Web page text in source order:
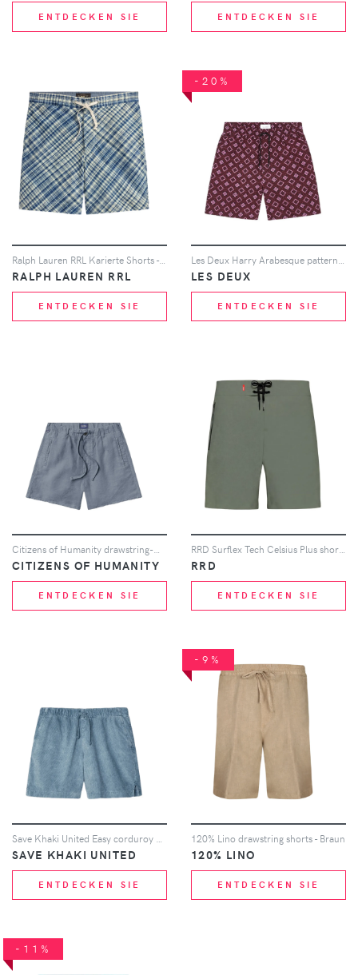
ENTDECKEN SIE ENTDECKEN SIE
RALPH LAUREN RRL
ENTDECKEN SIE
-20%
LES DEUX
ENTDECKEN SIE
CITIZENS OF HUMANITY
ENTDECKEN SIE
RRD
ENTDECKEN SIE
SAVE KHAKI UNITED
ENTDECKEN SIE
-9%
120% Lino drawstring shorts - Braun
120% LINO
ENTDECKEN SIE
-11%